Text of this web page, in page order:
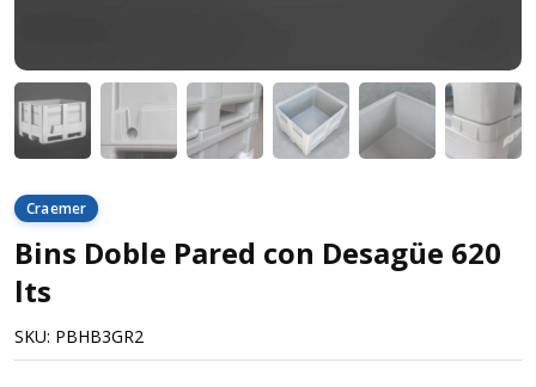
Craemer
Bins Doble Pared con Desagüe 620
lts
SKU: PBHB3GR2